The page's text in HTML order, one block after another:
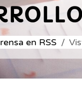
en RSS